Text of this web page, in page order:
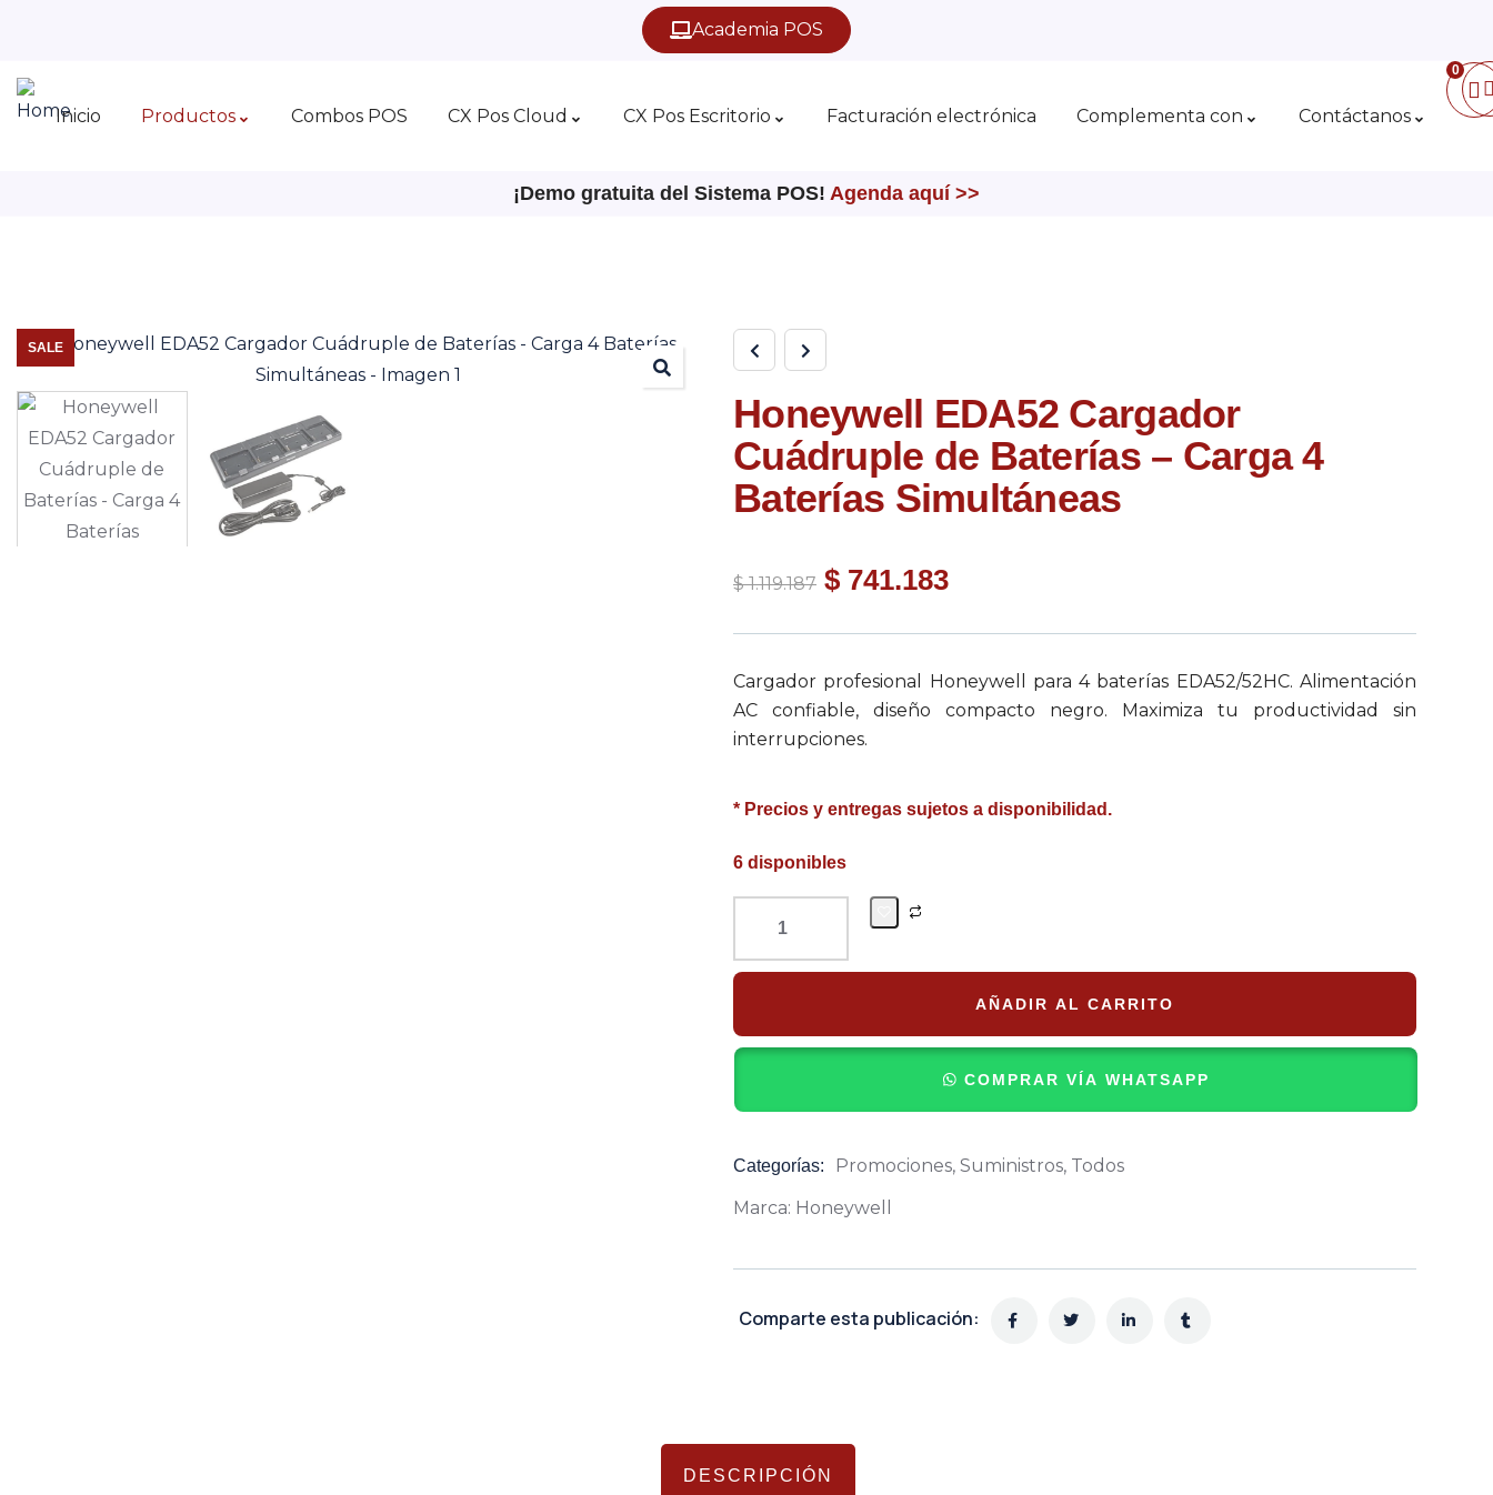
Academia POS
Inicio Productos Combos POS CX Pos Cloud CX Pos Escritorio Facturación electrónica Complementa con Contáctanos
0
¡Demo gratuita del Sistema POS! Agenda aquí >>
SALE
Honeywell EDA52 Cargador
Cuádruple de Baterías – Carga 4
Baterías Simultáneas
$1.119.187 $ 741.183
Cargador profesional Honeywell para 4 baterías EDA52/52HC. Alimentación
AC confiable, diseño compacto negro. Maximiza tu productividad sin
interrupciones.
* Precios y entregas sujetos a disponibilidad.
6 disponibles
AÑADIR AL CARRITO
COMPRAR VÍA WHATSAPP
Categorías: Promociones, Suministros, Todos
Marca: Honeywell
Comparte esta publicación:
DESCRIPCIÓN